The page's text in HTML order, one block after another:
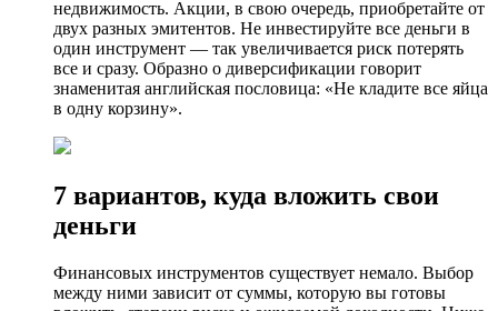
недвижимость. Акции, в свою очередь, приобретайте от
двух разных эмитентов. Не инвестируйте все деньги в
один инструмент — так увеличивается риск потерять
все и сразу. Образно о диверсификации говорит
знаменитая английская пословица: «Не кладите все яйца
в одну корзину».
7 вариантов, куда вложить свои
деньги
Финансовых инструментов существует немало. Выбор
между ними зависит от суммы, которую вы готовы